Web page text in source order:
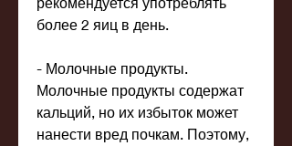
более 2 яиц в день.
- Молочные продукты.
Молочные продукты содержат
кальций, но их избыток может
нанести вред почкам. Поэтому,